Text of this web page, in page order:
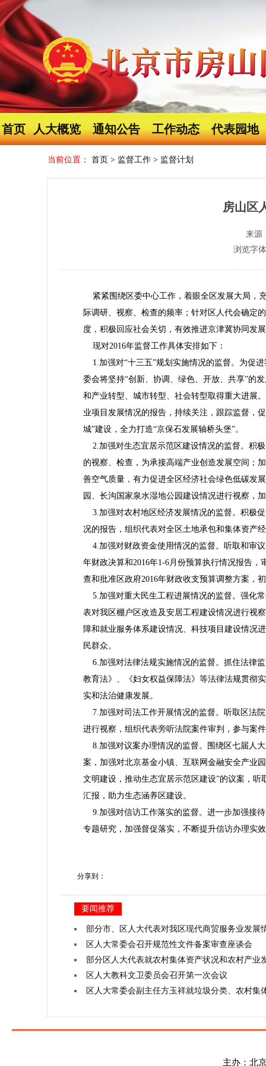
首页 人大概览 通知公告 工作动态 代表园地
当前位置： 首页 > 监督工作 > 监督计划
房山区
来源
浏览字
紧紧围绕区委中心工作，着眼全区发展大局，
际调研、视察、检查的频率；针对区人代会确定
度，积极回应社会关切，有效推进京津冀协同发
现对2016年监督工作具体安排如下：
1.加强对“十三五”规划实施情况的监督。为促
委会将坚持“创新、协调、绿色、开放、共享”的
和产业转型、城市转型、社会转型取得重大进展
业项目发展情况的报告，持续关注，跟踪监督，
城”建设，全力打造“京保石发展轴桥头堡”。
2.加强对生态宜居示范区建设情况的监督。积
的视察、检查，为承接高端产业创造发展空间；
善空气质量，有力促进全区经济社会绿色低碳发
园、长沟国家泉水湿地公园建设情况进行视察，
3.加强对农村地区经济发展情况的监督。积极
况的报告，组织代表对全区土地承包和集体资产
4.加强对财政资金使用情况的监督。听取和审
年财政决算和2016年1-6月份预算执行情况报告
查和批准区政府2016年财政收支预算调整方案，
5.加强对重大民生工程进展情况的监督。强化
表对我区棚户区改造及安居工程建设情况进行视
障和就业服务体系建设情况、科技项目建设情况
民群众。
6.加强对法律法规实施情况的监督。抓住法律
教育法》、《妇女权益保障法》等法律法规贯彻
实和法治健康发展。
7.加强对司法工作开展情况的监督。听取区法
进行视察，组织代表旁听法院案件审判，参与案
8.加强对议案办理情况的监督。围绕区七届人
案，加强对北京基金小镇、互联网金融安全产业
文明建设，推动生态宜居示范区建设”的议案，
汇报，助力生态涵养区建设。
9.加强对信访工作落实的监督。进一步加强接
专题研究，加强督促落实，不断提升信访办理实
分享到：
要闻推荐
部分市、区人大代表对我区现代商贸服务业发展
区人大常委会召开规范性文件备案审查座谈会
部分区人大代表就农村集体资产状况和农村产业
区人大教科文卫委员会召开第一次会议
区人大常委会副主任方玉祥就垃圾分类、农村
主办：北